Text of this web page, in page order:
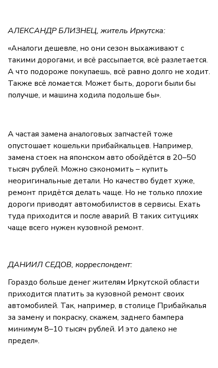
АЛЕКСАНДР БЛИЗНЕЦ, житель Иркутска:
«Аналоги дешевле, но они сезон выхаживают с
такими дорогами, и всё рассыпается, всё разлетается.
А что подороже покупаешь, всё равно долго не ходит.
Также всё ломается. Может быть, дороги были бы
получше, и машина ходила подольше бы».
А частая замена аналоговых запчастей тоже
опустошает кошельки прибайкальцев. Например,
замена стоек на японском авто обойдётся в 20–50
тысяч рублей. Можно сэкономить – купить
неоригинальные детали. Но качество будет хуже,
ремонт придётся делать чаще. Но не только плохие
дороги приводят автомобилистов в сервисы. Ехать
туда приходится и после аварий. В таких ситуциях
чаще всего нужен кузовной ремонт.
ДАНИИЛ СЕДОВ, корреспондент:
Гораздо больше денег жителям Иркутской области
приходится платить за кузовной ремонт своих
автомобилей. Так, например, в столице Прибайкалья
за замену и покраску, скажем, заднего бампера
минимум 8–10 тысяч рублей. И это далеко не
предел».